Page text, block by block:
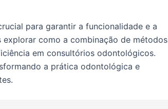
para garantir a funcionalidade e a
como a combinação de métodos
em consultórios odontológicos.
a prática odontológica e